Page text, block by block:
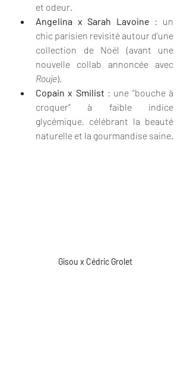
et odeur.
Angelina x Sarah Lavoine : un
chic parisien revisité autour d’une
collection de Noël (avant une
Rouje).
Copain x Smilist : une “bouche à
croquer” à faible indice
glycémique, célébrant la beauté
naturelle et la gourmandise saine.
Gisou x Cédric Grolet